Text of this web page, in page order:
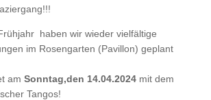
haben wir wieder vielfältige
im Rosengarten (Pavillon) geplant
am Sonntag,den 14.04.2024 mit dem
Tangos!